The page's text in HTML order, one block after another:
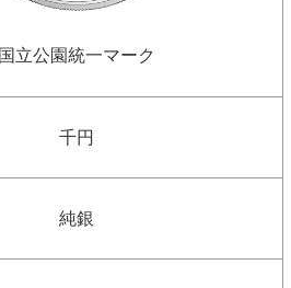
国立公園統一マーク
千円
純銀